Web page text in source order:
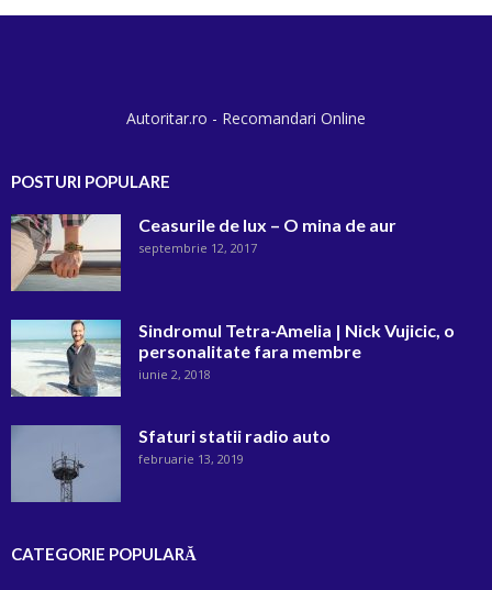
Autoritar.ro - Recomandari Online
POSTURI POPULARE
Ceasurile de lux – O mina de aur
septembrie 12, 2017
Sindromul Tetra-Amelia | Nick Vujicic, o
personalitate fara membre
iunie 2, 2018
Sfaturi statii radio auto
februarie 13, 2019
CATEGORIE POPULARĂ